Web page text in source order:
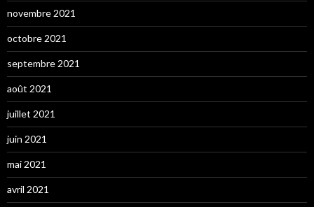
novembre 2021
octobre 2021
septembre 2021
août 2021
juillet 2021
juin 2021
mai 2021
avril 2021